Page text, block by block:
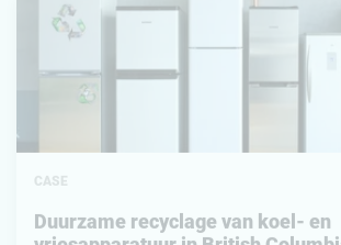
Duurzame recyclage van koel- en
vriesapparatuur in British Columbia